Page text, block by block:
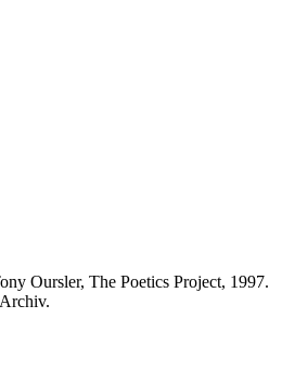
Oursler, The Poetics Project, 1997.